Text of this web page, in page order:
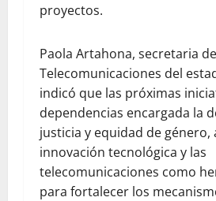
proyectos.
Paola Artahona, secretaria de
Telecomunicaciones del
indicó que las próximas
dependencias encargada la
justicia y equidad de género,
innovación tecnológica y las
telecomunicaciones como
para fortalecer los